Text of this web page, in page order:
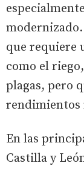
que requiere
como el
plagas, pero
rendimientos
En las
Castilla y